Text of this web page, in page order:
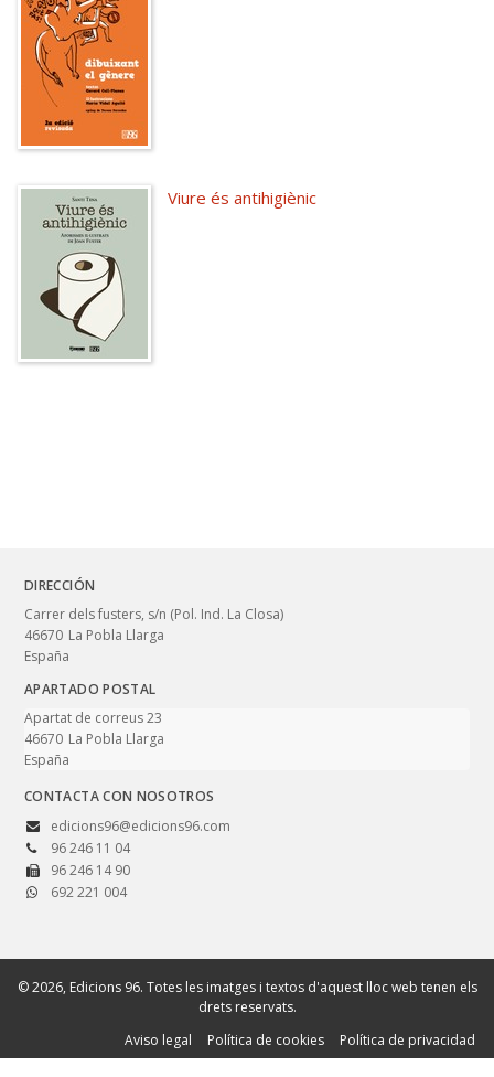
Viure és antihigiènic
DIRECCIÓN
Carrer dels fusters, s/n (Pol. Ind. La Closa)
46670 La Pobla Llarga
España
APARTADO POSTAL
Apartat de correus 23
46670 La Pobla Llarga
España
CONTACTA CON NOSOTROS
edicions96@edicions96.com
96 246 11 04
96 246 14 90
692 221 004
© 2026, Edicions 96. Totes les imatges i textos d'aquest lloc web tenen els
drets reservats.
Aviso legal
Política de cookies Política de privacidad